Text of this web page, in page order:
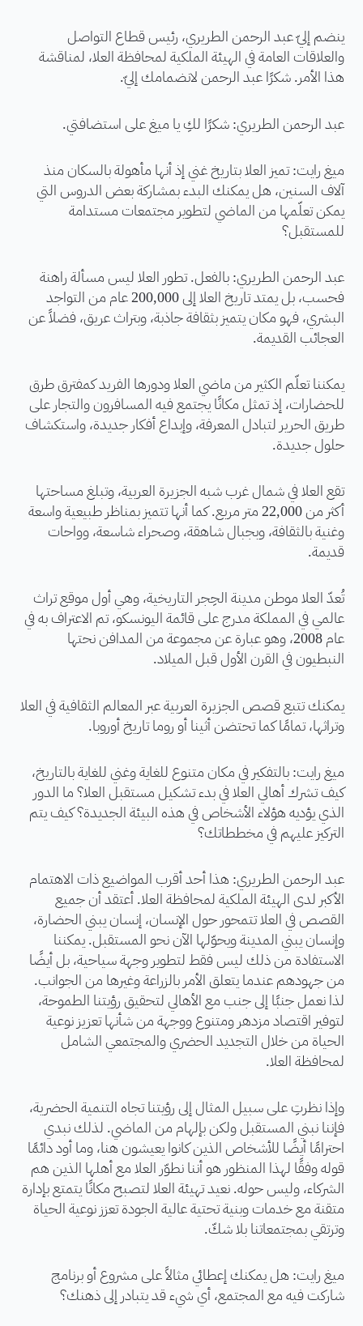
ينضم إليّ عبد الرحمن الطريري، رئيس قطاع التواصل
والعلاقات العامة في الهيئة الملكية لمحافظة العلا، لمناقشة
هذا الأمر. شكرًا عبد الرحمن لانضمامك إليّ.
عبد الرحمن الطريري: شكرًا لكِ يا ميغ على استضافتي.
ميغ رايت: تميز العلا بتاريخ غني إذ أنها مأهولة بالسكان منذ
آلاف السنين، هل يمكنك البدء بمشاركة بعض الدروس التي
يمكن تعلّمها من الماضي لتطوير مجتمعات مستدامة
للمستقبل؟
عبد الرحمن الطريري: بالفعل. تطور العلا ليس مسألة راهنة
فحسب، بل يمتد تاريخ العلا إلى 200,000 عام من التواجد
البشري، فهو مكان يتميز بثقافة جاذبة، وبتراث عريق، فضلاً عن
العجائب القديمة.
يمكننا تعلّم الكثير من ماضي العلا ودورها الفريد كمفترق طرق
للحضارات، إذ تمثل مكانًا يجتمع فيه المسافرون والتجار على
طريق الحرير لتبادل المعرفة، وإبداع أفكار جديدة، واستكشاف
حلول جديدة.
تقع العلا في شمال غرب شبه الجزيرة العربية، وتبلغ مساحتها
أكثر من 22,000 متر مربع. كما أنها تتميز بمناظر طبيعية واسعة
وغنية بالثقافة، وبجبال شاهقة، وصحراء شاسعة، وواحات
قديمة.
تُعدّ العلا موطن مدينة الحِجر التاريخية، وهي أول موقع تراث
عالمي في المملكة مدرج على قائمة اليونسكو، تم الاعتراف به في
عام 2008، وهو عبارة عن مجموعة من المدافن نحتها
النبطيون في القرن الأول قبل الميلاد.
يمكنك تتبع قصص الجزيرة العربية عبر المعالم الثقافية في العلا
وتراثها، تمامًا كما تحتضن أثينا أو روما تاريخ أوروبا.
ميغ رايت: بالتفكير في مكان متنوع للغاية وغني للغاية بالتاريخ،
كيف تشرك أهالي العلا في بدء تشكيل مستقبل العلا؟ ما الدور
الذي يؤديه هؤلاء الأشخاص في هذه البيئة الجديدة؟ كيف يتم
التركيز عليهم في مخططاتك؟
عبد الرحمن الطريري: هذا أحد أقرب المواضيع ذات الاهتمام
الأكبر لدى الهيئة الملكية لمحافظة العلا. أعتقد أن جميع
القصص في العلا تتمحور حول الإنسان، إنسان يبني الحضارة،
وإنسان يبني المدينة ويحوّلها الآن نحو المستقبل. يمكننا
الاستفادة من ذلك ليس فقط لتطوير وجهة سياحية، بل أيضًا
من جهودهم عندما يتعلق الأمر بالزراعة وغيرها من الجوانب.
لذا نعمل جنبًا إلى جنب مع الأهالي لتحقيق رؤيتنا الطموحة،
لتوفير اقتصاد مزدهر ومتنوع ووجهة من شأنها تعزيز نوعية
الحياة من خلال التجديد الحضري والمجتمعي الشامل
لمحافظة العلا.
وإذا نظرتِ على سبيل المثال إلى رؤيتنا تجاه التنمية الحضرية،
فإننا نبني المستقبل ولكن بإلهام من الماضي. لذلك نبدي
احترامًا أيضًا للأشخاص الذين كانوا يعيشون هنا، وما أود دائمًا
قوله وفقًا لهذا المنظور هو أننا نطوّر العلا مع أهلها الذين هم
الشركاء، وليس حوله. نعيد تهيئة العلا لتصبح مكانًا يتمتع بإدارة
متقنة مع خدمات وبنية تحتية عالية الجودة تعزز نوعية الحياة
وترتقي بمجتمعاتنا بلا شكّ.
ميغ رايت: هل يمكنك إعطائي مثالاً على مشروع أو برنامج
شاركت فيه مع المجتمع، أي شيء قد يتبادر إلى ذهنك؟